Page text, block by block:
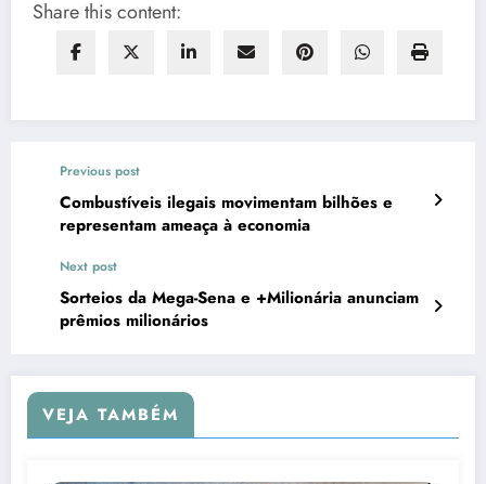
Share this content:
Previous post
Combustíveis ilegais movimentam bilhões e
representam ameaça à economia
Next post
Sorteios da Mega-Sena e +Milionária anunciam
prêmios milionários
VEJA TAMBÉM